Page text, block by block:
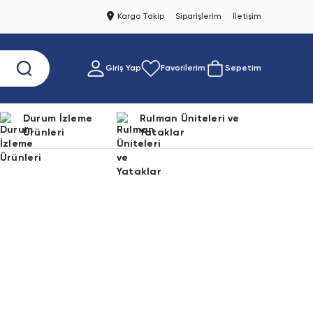
Kargo Takip Siparişlerim İletişim
Giriş Yap Favorilerim Sepetim
Durum İzleme
Ürünleri
Rulman Üniteleri ve
Yataklar